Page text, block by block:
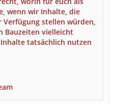
wenn wir Inhalte, die
stellen würden,
Bauzeiten vielleicht
tatsächlich nutzen